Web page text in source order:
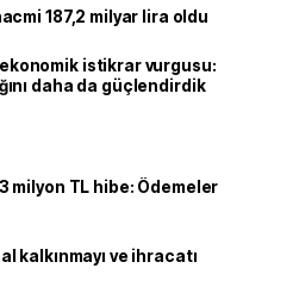
187,2 milyar lira oldu
istikrar vurgusu:
daha da güçlendirdik
milyon TL hibe: Ödemeler
kalkınmayı ve ihracatı